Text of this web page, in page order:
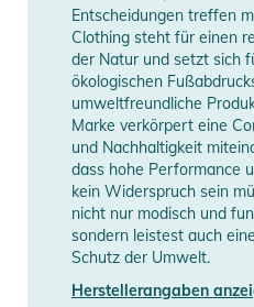
Entscheidungen treffen
Clothing steht für einen
der Natur und setzt sich
ökologischen
umweltfreundliche
Marke verkörpert eine
und Nachhaltigkeit
dass hohe Performance
kein Widerspruch sein
nicht nur modisch und
sondern leistest auch
Schutz der Umwelt.
Herstellerangaben